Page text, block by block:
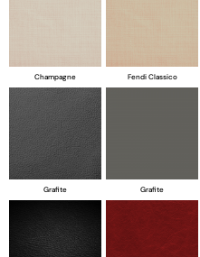
Champagne Fendi Classico
Grafite Grafite